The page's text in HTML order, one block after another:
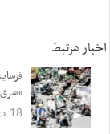
اخبار مرتبط
18 دی 1404